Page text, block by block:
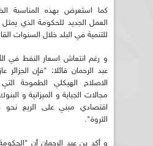
كما استعرض بهذه المناسبة
العمل الجديد للحكومة الذي
للتنمية في البلد خلال السنوات
و رغم انتعاش اسعار النفط في
عبد الرحمان قائلا: "فإن
الاصلاح الهيكلي الطموحة
مجالات الجباية و الميزانية و
اقتصادي مبني على الريع
الثروة".
و أكد بن عبد الرحمان أن